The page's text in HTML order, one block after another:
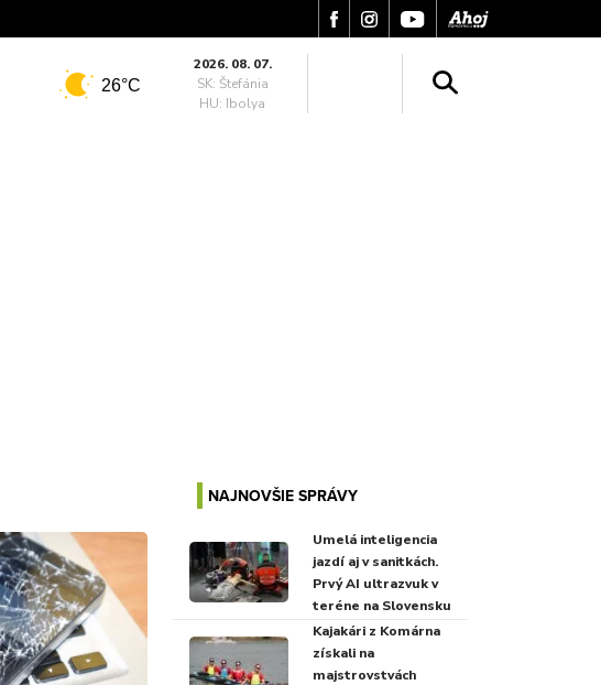
26°C
2026. 08. 07.
SK: Štefánia
HU: Ibolya
NAJNOVŠIE SPRÁVY
Umelá inteligencia
jazdí aj v sanitkách.
Prvý AI ultrazvuk v
teréne na Slovensku
Kajakári z Komárna
získali na
majstrovstvách